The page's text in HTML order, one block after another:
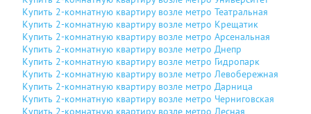
Купить 2-комнатную квартиру возле метро Театральная
Купить 2-комнатную квартиру возле метро Крещатик
Купить 2-комнатную квартиру возле метро Арсенальная
Купить 2-комнатную квартиру возле метро Днепр
Купить 2-комнатную квартиру возле метро Гидропарк
Купить 2-комнатную квартиру возле метро Левобережная
Купить 2-комнатную квартиру возле метро Дарница
Купить 2-комнатную квартиру возле метро Черниговская
Купить 2-комнатную квартиру возле метро Лесная